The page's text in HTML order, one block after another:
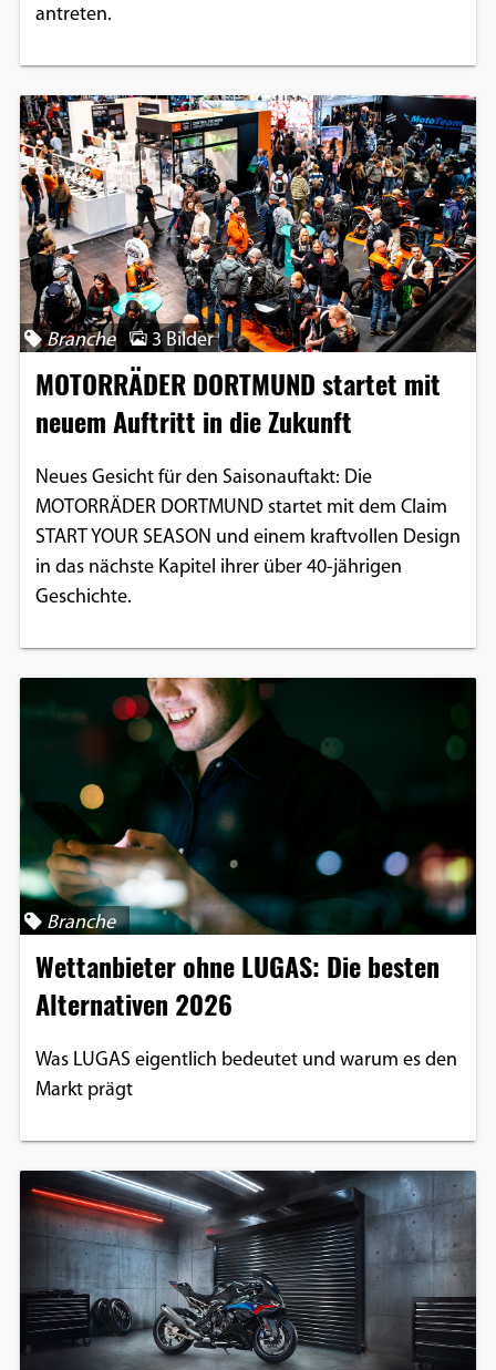
antreten.
Branche 3 Bilder
MOTORRÄDER DORTMUND startet mit
neuem Auftritt in die Zukunft
Neues Gesicht für den Saisonauftakt: Die
MOTORRÄDER DORTMUND startet mit dem Claim
START YOUR SEASON und einem kraftvollen Design
in das nächste Kapitel ihrer über 40-jährigen
Geschichte.
Branche
Wettanbieter ohne LUGAS: Die besten
Alternativen 2026
Was LUGAS eigentlich bedeutet und warum es den
Markt prägt